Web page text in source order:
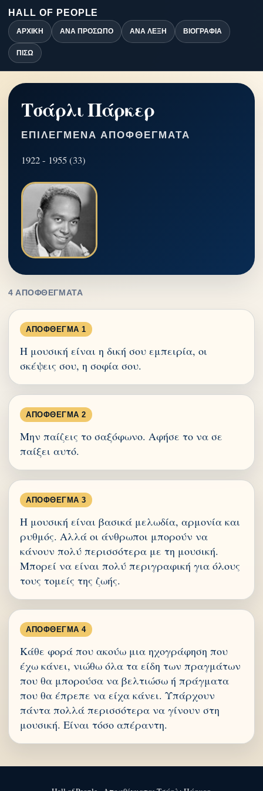
HALL OF PEOPLE
ΑΡΧΙΚΉ ΑΝΆ ΠΡΌΣΩΠΟ ΑΝΆ ΛΈΞΗ ΒΙΟΓΡΑΦΊΑ
ΠΊΣΩ
Τσάρλι Πάρκερ
ΕΠΙΛΕΓΜΈΝΑ ΑΠΟΦΘΈΓΜΑΤΑ
1922 - 1955 (33)
4 ΑΠΟΦΘΈΓΜΑΤΑ
ΑΠΌΦΘΕΓΜΑ 1
Η μουσική είναι η δική σου εμπειρία, οι
σκέψεις σου, η σοφία σου.
ΑΠΌΦΘΕΓΜΑ 2
Μην παίζεις το σαξόφωνο. Αφήσε το να σε
παίξει αυτό.
ΑΠΌΦΘΕΓΜΑ 3
Η μουσική είναι βασικά μελωδία, αρμονία και
ρυθμός. Αλλά οι άνθρωποι μπορούν να
κάνουν πολύ περισσότερα με τη μουσική.
Μπορεί να είναι πολύ περιγραφική για όλους
τους τομείς της ζωής.
ΑΠΌΦΘΕΓΜΑ 4
Κάθε φορά που ακούω μια ηχογράφηση που
έχω κάνει, νιώθω όλα τα είδη των πραγμάτων
που θα μπορούσα να βελτιώσω ή πράγματα
που θα έπρεπε να είχα κάνει. Υπάρχουν
πάντα πολλά περισσότερα να γίνουν στη
μουσική. Είναι τόσο απέραντη.